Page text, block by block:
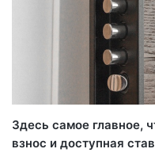
Здесь самое главное,
взнос и доступная